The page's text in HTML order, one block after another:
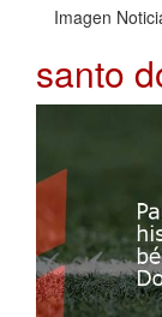
Imagen
santo